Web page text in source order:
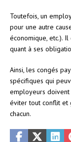
Toutefois, un
pour une autre
économique, etc.).
quant à ses
Ainsi, les congés
spécifiques qui
employeurs
éviter tout conflit et
chacun.